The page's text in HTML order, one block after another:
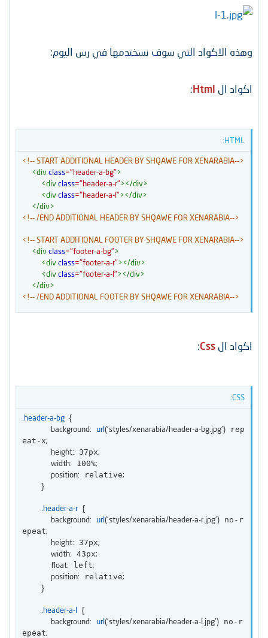
وهذه الاكواد التي سوف نسختدمها في رس اليوم:
اكواد ال Html
:
HTML:
<!-- START ADDITIONAL HEADER BY SHQAWE FOR XENARABIA-->
<divclass="header-a-bg">
<divclass="header-a-r"></div>
<divclass="header-a-l"></div>
</div>
<!-- /END ADDITIONAL HEADER BY SHQAWE FOR XENARABIA-->
<!-- START ADDITIONAL FOOTER BY SHQAWE FOR XENARABIA-->
<divclass="footer-a-bg">
<divclass="footer-a-r"></div>
<divclass="footer-a-l"></div>
</div>
<!-- /END ADDITIONAL FOOTER BY SHQAWE FOR XENARABIA-->
اكواد ال Css
:
CSS:
.header-a-bg {
background: url('styles/xenarabia/header-a-bg.jpg') rep
eat-x;
height: 37px;
width: 100%;
position: relative;
}
.header-a-r {
background: url('styles/xenarabia/header-a-r.jpg') no-r
epeat;
height: 37px;
width: 43px;
float: left;
position: relative;
}
.header-a-l {
background: url('styles/xenarabia/header-a-l.jpg') no-r
epeat;